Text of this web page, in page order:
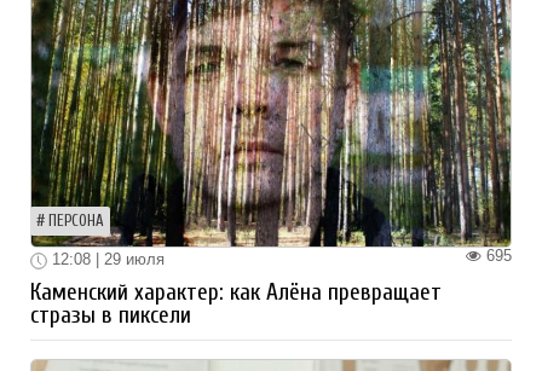
ПЕРСОНА
695
12:08 | 29 июля
Каменский характер: как Алёна превращает
стразы в пиксели